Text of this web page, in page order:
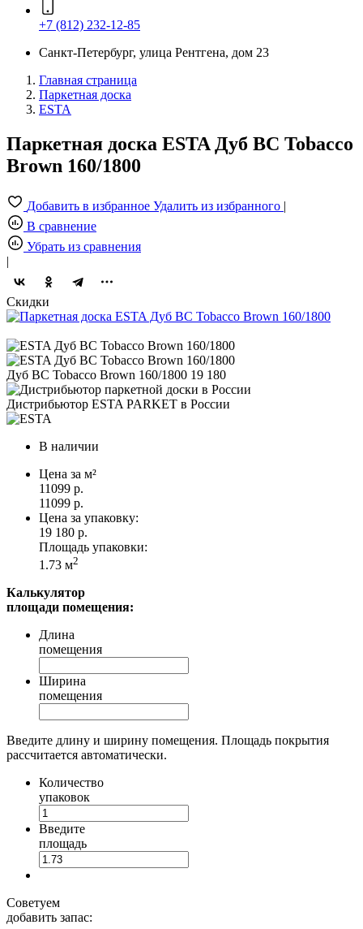
+7 (812) 232-12-85
Санкт-Петербург, улица Рентгена, дом 23
Главная страница
Паркетная доска
ESTA
Паркетная доска ESTA Дуб BC Tobacco
Brown 160/1800
Добавить в избранное Удалить из избранного |
В сравнение
Убрать из сравнения
|
Скидки
Дуб BC Tobacco Brown 160/1800 19 180
Дистрибьютор ESTA PARKET в России
В наличии
Цена за м²
11099 р.
11099 р.
Цена за упаковку:
19 180 р.
Площадь упаковки:
1.73 м2
Калькулятор
площади помещения:
Длина
помещения
Ширина
помещения
Введите длину и ширину помещения. Площадь покрытия
рассчитается автоматически.
Количество
упаковок
Введите
площадь
Советуем
добавить запас: